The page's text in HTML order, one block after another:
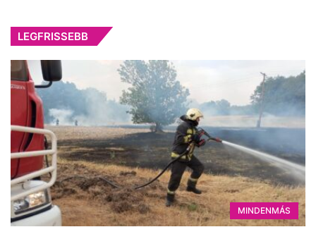
LEGFRISSEBB
MINDENMÁS